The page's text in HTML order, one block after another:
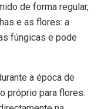
de forma regular,
e as flores: a
fúngicas e pode
a época de
próprio para flores.